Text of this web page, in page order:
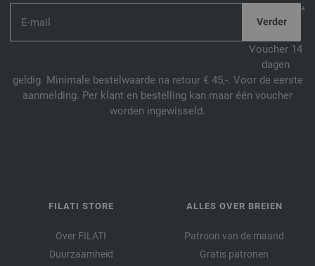
*
Voucher 14
dagen
geldig. Minimale bestelwaarde na retour € 45,-. Voor de eerste
aanmelding. Per klant en bestelling kan maar één voucher
worden ingewisseld.
FILATI STORE
Over FILATI
Duurzaamheid
ALLES OVER BREIEN
Patroon van de maand
Gratis patronen